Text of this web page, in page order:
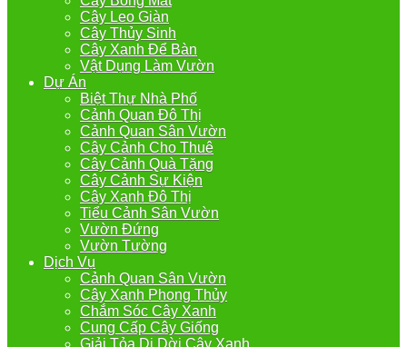
Cây Leo Giàn
Cây Thủy Sinh
Cây Xanh Để Bàn
Vật Dụng Làm Vườn
Dự Án
Biệt Thự Nhà Phố
Cảnh Quan Đô Thị
Cảnh Quan Sân Vườn
Cây Cảnh Cho Thuê
Cây Cảnh Quà Tặng
Cây Cảnh Sự Kiện
Cây Xanh Đô Thị
Tiểu Cảnh Sân Vườn
Vườn Đứng
Vườn Tường
Dịch Vụ
Cảnh Quan Sân Vườn
Cây Xanh Phong Thủy
Chắm Sóc Cây Xanh
Cung Cấp Cây Giống
Giải Tỏa Di Dời Cây Xanh